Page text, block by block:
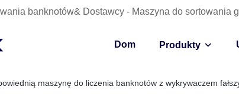
banknotów& Dostawcy - Maszyna do sortowania
Dom Produkty
maszynę do liczenia banknotów z wykrywaczem